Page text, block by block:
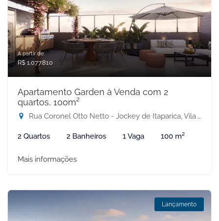
A partir de:
R$ 1.077.810
Apartamento Garden à Venda com 2
quartos, 100m²
Rua Coronel Otto Netto - Jockey de Itaparica, Vila Velha-ES
2 Quartos 2 Banheiros 1 Vaga 100 m²
Mais informações
Lançamento